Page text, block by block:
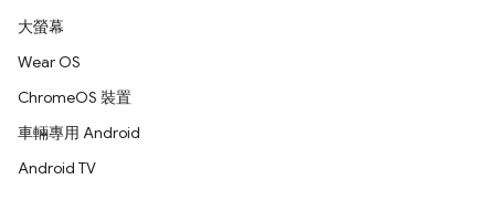
大螢幕
Wear OS
ChromeOS 裝置
車輛專用 Android
Android TV